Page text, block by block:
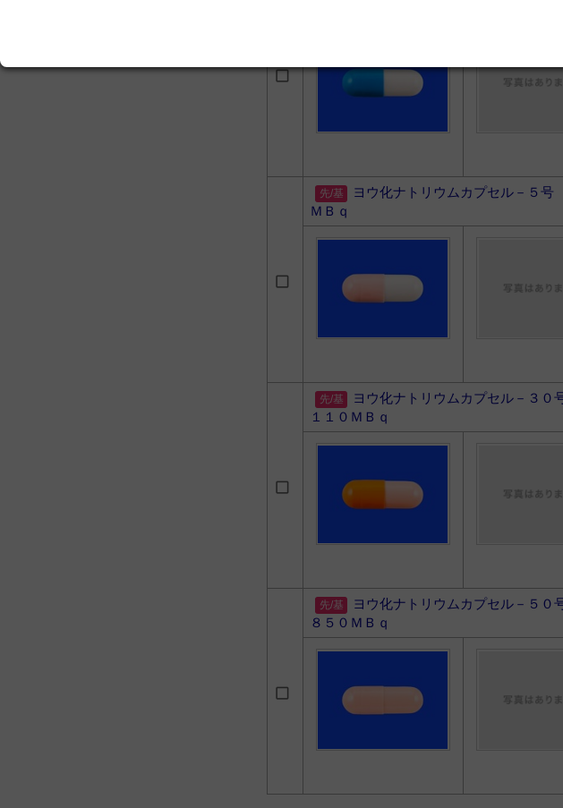
ヨウ化ナトリウムカプセル－５号
ＭＢｑ
ヨウ化ナトリウムカプセル－３０
１１０ＭＢｑ
ヨウ化ナトリウムカプセル－５０
８５０ＭＢｑ